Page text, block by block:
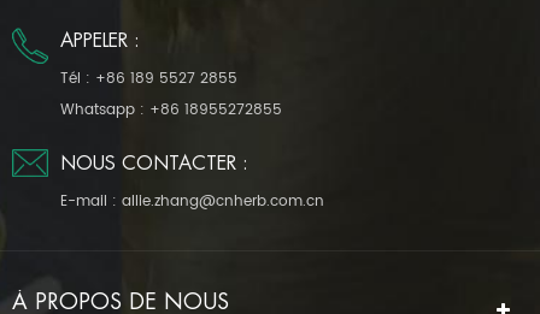
APPELER :
Tél : +86 189 5527 2855
Whatsapp : +86 18955272855
NOUS CONTACTER :
E-mail : allie.zhang@cnherb.com.cn
À PROPOS DE NOUS